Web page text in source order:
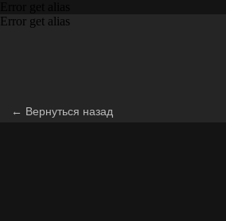
Error get alias